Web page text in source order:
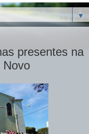
▼
presentes na
Novo